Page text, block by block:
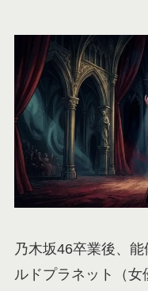
乃木坂46卒業後、
ルドプラネット（